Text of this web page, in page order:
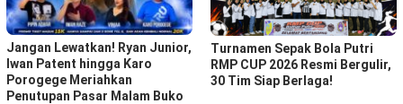
Jangan Lewatkan! Ryan Junior,
Iwan Patent hingga Karo
Porogege Meriahkan
Penutupan Pasar Malam Buko
Turnamen Sepak Bola Putri
RMP CUP 2026 Resmi Bergulir,
30 Tim Siap Berlaga!